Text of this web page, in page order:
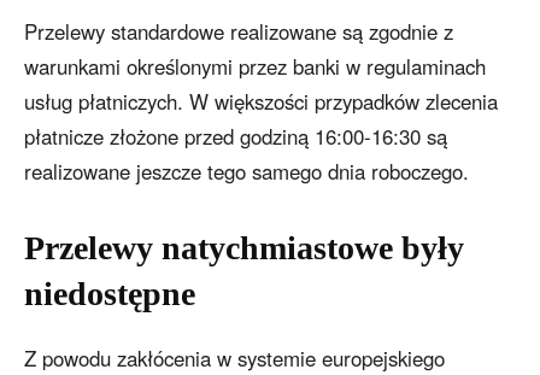
Przelewy standardowe realizowane są zgodnie z
warunkami określonymi przez banki w regulaminach
usług płatniczych. W większości przypadków zlecenia
płatnicze złożone przed godziną 16:00-16:30 są
realizowane jeszcze tego samego dnia roboczego.
Przelewy natychmiastowe były
niedostępne
Z powodu zakłócenia w systemie europejskiego